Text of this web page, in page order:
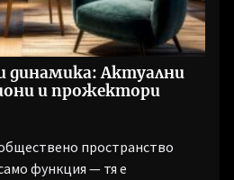
динамика: Актуални
и прожектори
пространство
функция — тя е